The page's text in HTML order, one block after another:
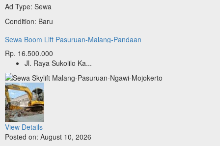
Ad Type: Sewa
Condition: Baru
Sewa Boom Lift Pasuruan-Malang-Pandaan
Rp. 16.500.000
Jl. Raya Sukolilo Ka...
View Details
Posted on: August 10, 2026